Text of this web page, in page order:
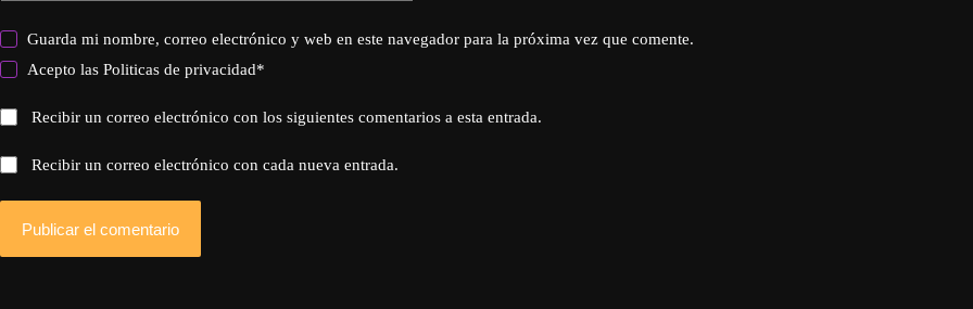
Guarda mi nombre, correo electrónico y web en este navegador para la próxima vez que comente.
Acepto lasPoliticas de privacidad*
Recibir un correo electrónico con los siguientes comentarios a esta entrada.
Recibir un correo electrónico con cada nueva entrada.
Publicar el comentario